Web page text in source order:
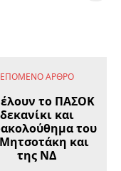
ΕΠΌΜΕΝΟ ΆΡΘΡΟ